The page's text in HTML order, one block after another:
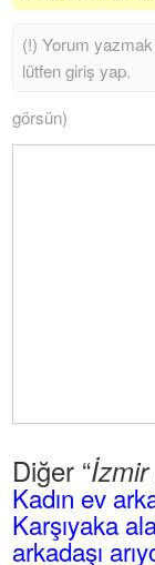
görsün)
Diğer “İzmir
Kadın ev
Karşıyaka
arkadaşı